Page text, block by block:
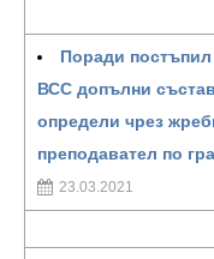
Поради
ВСС допълни
определи чрез
преподавател по
23.03.2021